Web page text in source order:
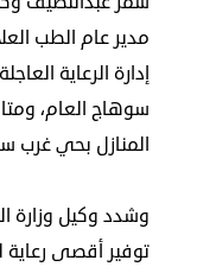
مدير عام الطب
إدارة الرعاية
سوهاج العام،
المنازل بحي غرب
وشدد وكيل وزارة
توفير أقصى رعاية